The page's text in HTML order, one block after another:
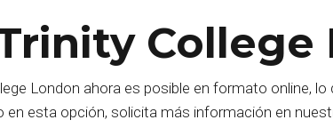
College
London ahora es posible en formato online,
esta opción, solicita más información en